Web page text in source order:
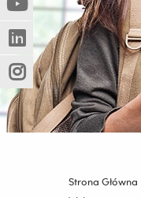
innej
strony)
(Nowe
okno)
(Link
do
innej
strony)
(Nowe
okno)
(Link
do
innej
strony)
(Nowe
okno)
(Link
do
innej
strony)
Strona Główna